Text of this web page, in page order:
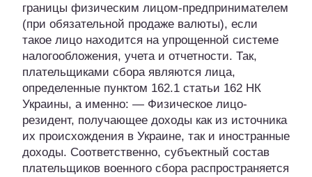
границы физическим лицом-предпринимателем
(при обязательной продаже валюты), если
такое лицо находится на упрощенной системе
налогообложения, учета и отчетности. Так,
плательщиками сбора являются лица,
определенные пунктом 162.1 статьи 162 НК
Украины, а именно: — Физическое лицо-
резидент, получающее доходы как из источника
их происхождения в Украине, так и иностранные
доходы. Соответственно, субъектный состав
плательщиков военного сбора распространяется